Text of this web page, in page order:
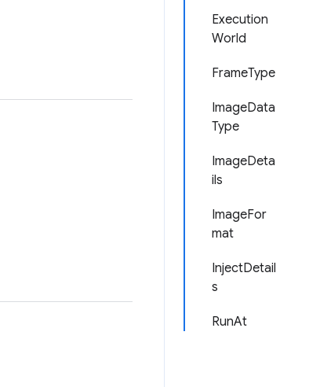
Execution
World
FrameType
ImageData
Type
ImageDeta
ils
ImageFor
mat
InjectDetail
s
RunAt